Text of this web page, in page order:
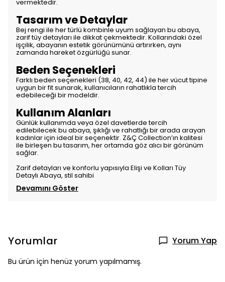
vermektedir.
Tasarım ve Detaylar
Bej rengi ile her türlü kombinle uyum sağlayan bu abaya,
zarif tüy detayları ile dikkat çekmektedir. Kollarındaki özel
işçilik, abayanın estetik görünümünü artırırken, aynı
zamanda hareket özgürlüğü sunar.
Beden Seçenekleri
Farklı beden seçenekleri (38, 40, 42, 44) ile her vücut tipine
uygun bir fit sunarak, kullanıcıların rahatlıkla tercih
edebileceği bir modeldir.
Kullanım Alanları
Günlük kullanımda veya özel davetlerde tercih
edilebilecek bu abaya, şıklığı ve rahatlığı bir arada arayan
kadınlar için ideal bir seçenektir. Z&Ç Collection’ın kalitesi
ile birleşen bu tasarım, her ortamda göz alıcı bir görünüm
sağlar.
Zarif detayları ve konforlu yapısıyla Elişi ve Kolları Tüy
Detaylı Abaya, stil sahibi
Devamını Göster
Yorumlar Yorum Yap
Bu ürün için henüz yorum yapılmamış.